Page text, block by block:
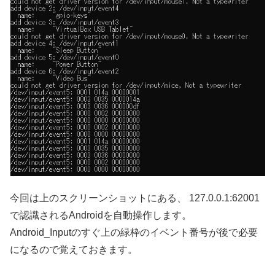
今回は上のスクリーンショットにある、 127.0.0.1:62001
で認識されるAndroidを自動操作します。
Android_Inputのすぐ上の緑枠のイベント番号が後で必要
になるので覚えておきます。